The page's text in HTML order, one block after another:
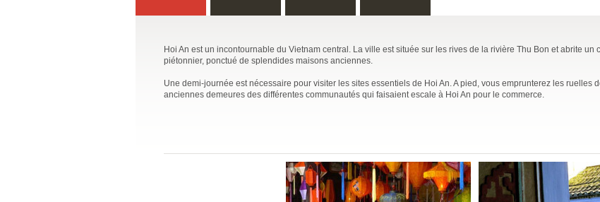
Hoi An est un incontournable du Vietnam central. La ville est située sur les rives de la rivière Thu Bon et abrite un
piétonnier, ponctué de splendides maisons anciennes.
Une demi-journée est nécessaire pour visiter les sites essentiels de Hoi An. A pied, vous emprunterez les ruelles
anciennes demeures des différentes communautés qui faisaient escale à Hoi An pour le commerce.